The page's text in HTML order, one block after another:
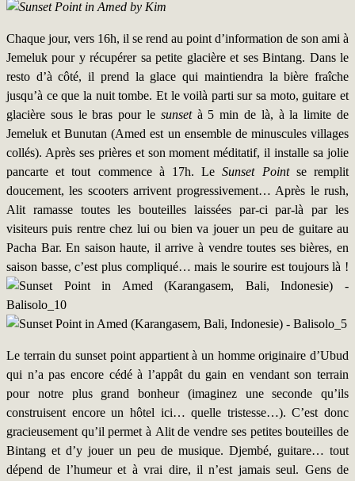
Chaque jour, vers 16h, il se rend au point d’information de son ami à
Jemeluk pour y récupérer sa petite glacière et ses Bintang. Dans le
resto d’à côté, il prend la glace qui maintiendra la bière fraîche
jusqu’à ce que la nuit tombe. Et le voilà parti sur sa moto, guitare et
glacière sous le bras pour le sunsetà 5 min de là, à la limite de
Jemeluk et Bunutan (Amed est un ensemble de minuscules villages
collés). Après ses prières et son moment méditatif, il installe sa jolie
pancarte et tout commence à 17h. Le Sunset Pointse remplit
doucement, les scooters arrivent progressivement… Après le rush,
Alit ramasse toutes les bouteilles laissées par-ci par-là par les
visiteurs puis rentre chez lui ou bien va jouer un peu de guitare au
Pacha Bar. En saison haute, il arrive à vendre toutes ses bières, en
saison basse, c’est plus compliqué… mais le sourire est toujours là !
Le terrain du sunset point appartient à un homme originaire d’Ubud
qui n’a pas encore cédé à l’appât du gain en vendant son terrain
pour notre plus grand bonheur (imaginez une seconde qu’ils
construisent encore un hôtel ici… quelle tristesse…). C’est donc
gracieusement qu’il permet à Alit de vendre ses petites bouteilles de
Bintang et d’y jouer un peu de musique. Djembé, guitare… tout
dépend de l’humeur et à vrai dire, il n’est jamais seul. Gens de